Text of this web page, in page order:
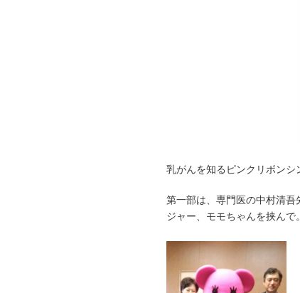
乳がんを知るピンクリボンシ
第一部は、専門医の中村清
ジャー、モモちゃんを挟んで。